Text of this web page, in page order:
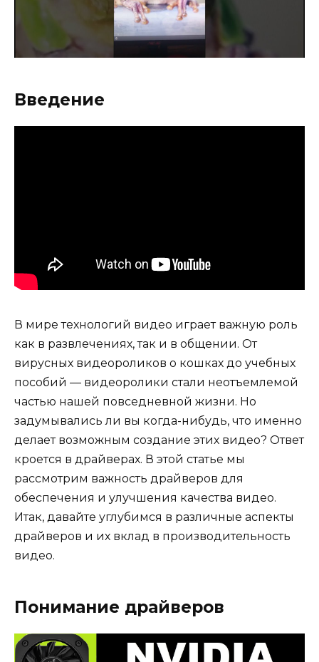
Введение
В мире технологий видео играет важную роль
как в развлечениях, так и в общении. От
вирусных видеороликов о кошках до учебных
пособий — видеоролики стали неотъемлемой
частью нашей повседневной жизни. Но
задумывались ли вы когда-нибудь, что именно
делает возможным создание этих видео? Ответ
кроется в драйверах. В этой статье мы
рассмотрим важность драйверов для
обеспечения и улучшения качества видео.
Итак, давайте углубимся в различные аспекты
драйверов и их вклад в производительность
видео.
Понимание драйверов